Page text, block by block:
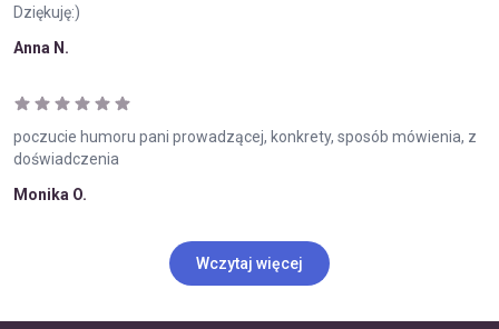
Dziękuję:)
Anna N.
poczucie humoru pani prowadzącej, konkrety, sposób mówienia, z
doświadczenia
Monika O.
Wczytaj więcej